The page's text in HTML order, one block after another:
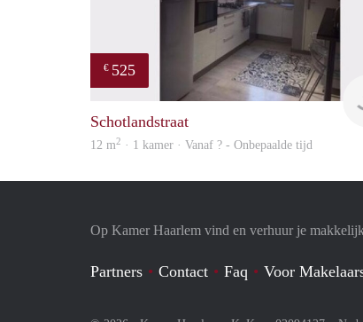
€ 525
Schotlandstraat
12 m2 · 1 kamer · Vanaf ? - Onbepaalde tijd
Op Kamer Haarlem vind en verhuur je
Partners Contact Faq Voor